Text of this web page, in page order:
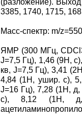
3385, 1740, 1715,
Масс-спектр: m/
ЯМР (300 МГц,
J=7,5 Гц), 1,46 (9H,
кв, J=7,5 Гц), 3,41
4,84 (1H, ушир. с),
J=16 Гц), 7,28 (1H,
с), 8,12 (1H, д,